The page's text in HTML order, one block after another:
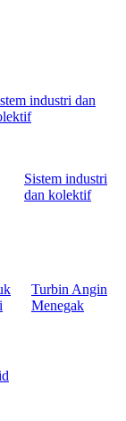
industri dan
Sistem industri
dan kolektif
Turbin Angin
Menegak